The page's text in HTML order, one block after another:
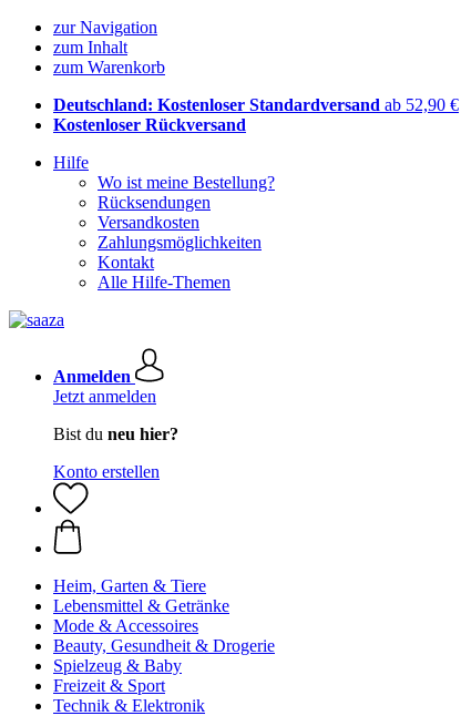
zur Navigation
zum Inhalt
zum Warenkorb
Deutschland: Kostenloser Standardversand ab 52,90 €
Kostenloser Rückversand
Hilfe
Wo ist meine Bestellung?
Rücksendungen
Versandkosten
Zahlungsmöglichkeiten
Kontakt
Alle Hilfe-Themen
Anmelden
Jetzt anmelden
Bist du neu hier?
Konto erstellen
Heim, Garten & Tiere
Lebensmittel & Getränke
Mode & Accessoires
Beauty, Gesundheit & Drogerie
Spielzeug & Baby
Freizeit & Sport
Technik & Elektronik